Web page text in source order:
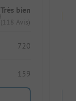
Très bien
(118 Avis)
720
159